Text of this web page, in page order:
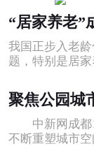
我国正步入老
题，特别是居
中新网成都1
不断重塑城市